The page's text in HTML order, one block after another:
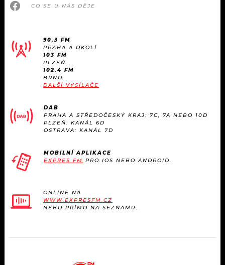
CO SE U NÁS DĚJE
90.3 FM
PRAHA A OKOLÍ
103 FM
PLZEŇ
102.4 FM
BRNO
DALŠÍ VYSÍLAČE
DAB
PRAHA A STŘEDOČESKÝ KRAJ: 7C, 7A NEBO 10D
PLZEŇ: KANÁL 6D
OSTRAVA: KANÁL 7D
MOBILNÍ APLIKACE
EXPRES FM PRO IOS NEBO ANDROID.
ONLINE NA
WWW.EXPRESFM.CZ
NEBO PŘÍMO NA SEZNAMU.